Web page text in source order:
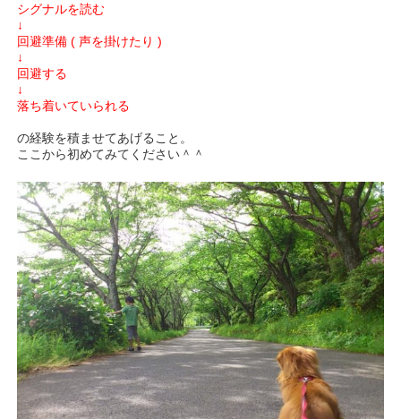
シグナルを読む
↓
回避準備 ( 声を掛けたり )
↓
回避する
↓
落ち着いていられる
の経験を積ませてあげること。
ここから初めてみてください＾＾